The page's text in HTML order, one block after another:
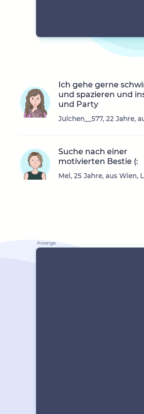
Ich gehe gerne
und spazieren und
und Party
Julchen__577, 22 Jahre,
Suche nach einer
motivierten Bestie (:
Mel, 25 Jahre, aus Wien,